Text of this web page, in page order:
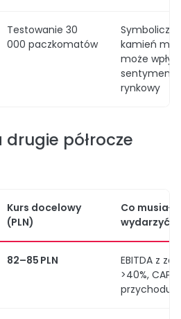
Testowanie 30
000 paczkomatów
Symboliczny
kamień
może
sentyment
rynkowy
drugie półrocze
Kurs docelowy
(PLN)
Co
wydarzyć
82–85 PLN
EBITDA z
>40%,
przychodu